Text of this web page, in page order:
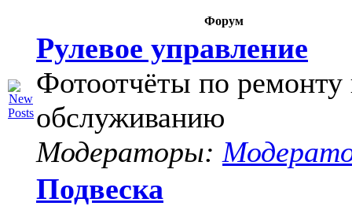
Форум
Рулевое управление
Фотоотчёты по ремонту
обслуживанию
Модераторы:
Подвеска